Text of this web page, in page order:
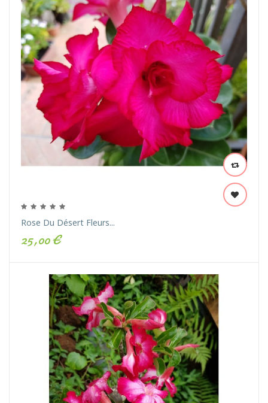
Rose Du Désert Fleurs...
25,00 €